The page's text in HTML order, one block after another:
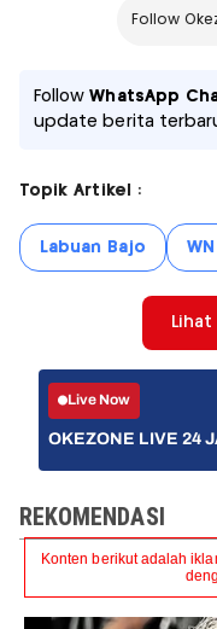
Follow
FollowWhatsApp
update berita
Topik Artikel :
Labuan Bajo
Live Now
OKEZONE LIVE 24